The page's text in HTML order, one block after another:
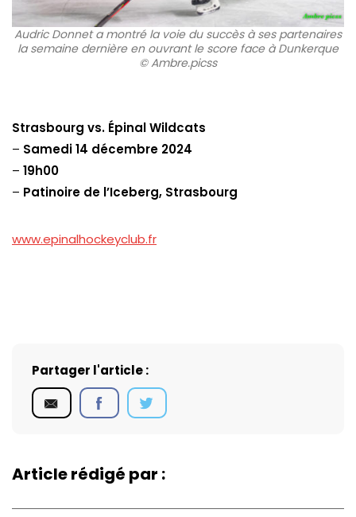
Audric Donnet a montré la voie du succès à ses partenaires
la semaine dernière en ouvrant le score face à Dunkerque
© Ambre.picss
Strasbourg vs. Épinal Wildcats
– Samedi 14 décembre 2024
– 19h00
– Patinoire de l’Iceberg, Strasbourg
www.epinalhockeyclub.fr
Partager l'article :
Article rédigé par :